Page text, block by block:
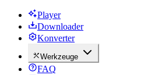
Player
Downloader
Konverter
Werkzeuge
FAQ